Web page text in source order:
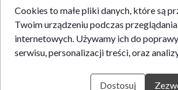
malowanej powierzchni
Do różnych rodzajów powierzchni i farb
Ergonomiczna rączka z
przyczepności
Cookies to małe pliki danych, które są
Twoim urządzeniu podczas
internetowych. Używamy ich do
serwisu, personalizacji treści, oraz
Dostosuj